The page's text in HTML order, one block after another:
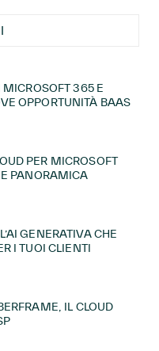
MICROSOFT 365 E
OPPORTUNITÀ BAAS
PER MICROSOFT
PANORAMICA
GENERATIVA CHE
I TUOI CLIENTI
IL CLOUD